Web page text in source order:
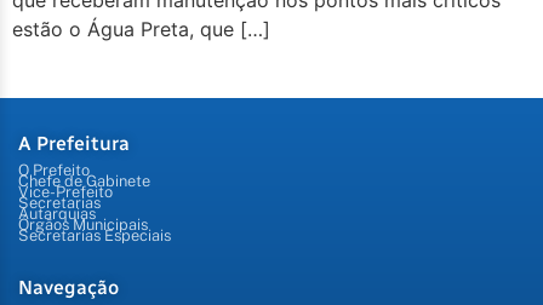
estão o Água Preta, que […]
A Prefeitura
O Prefeito
Chefe de Gabinete
Vice-Prefeito
Secretarias
Autarquias
Órgãos Municipais
Secretarias Especiais
Navegação